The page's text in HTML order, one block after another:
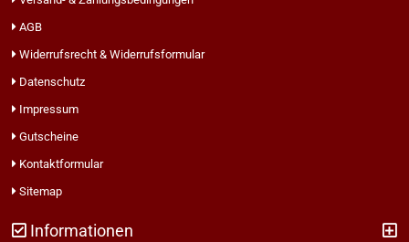
AGB
Widerrufsrecht & Widerrufsformular
Datenschutz
Impressum
Gutscheine
Kontaktformular
Sitemap
Informationen